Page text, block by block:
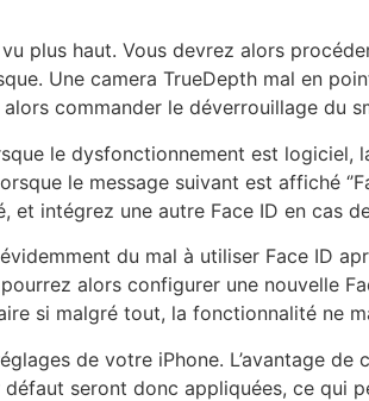
plus haut. Vous devrez alors
Une camera TrueDepth mal en
commander le déverrouillage du
le dysfonctionnement est logiciel,
le message suivant est affiché
et intégrez une autre Face ID en cas
du mal à utiliser Face ID
alors configurer une nouvelle
si malgré tout, la fonctionnalité ne
de votre iPhone. L’avantage de
seront donc appliquées, ce qui